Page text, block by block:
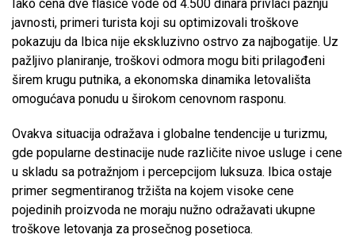
Iako cena dve flašice vode od 4.500 dinara privlači pažnju
javnosti, primeri turista koji su optimizovali troškove
pokazuju da Ibica nije ekskluzivno ostrvo za najbogatije. Uz
pažljivo planiranje, troškovi odmora mogu biti prilagođeni
širem krugu putnika, a ekonomska dinamika letovališta
omogućava ponudu u širokom cenovnom rasponu.
Ovakva situacija odražava i globalne tendencije u turizmu,
gde popularne destinacije nude različite nivoe usluge i cene
u skladu sa potražnjom i percepcijom luksuza. Ibica ostaje
primer segmentiranog tržišta na kojem visoke cene
pojedinih proizvoda ne moraju nužno odražavati ukupne
troškove letovanja za prosečnog posetioca.